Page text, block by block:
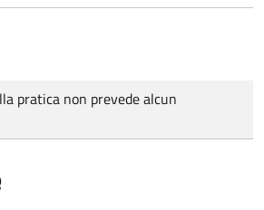
pratica non prevede alcun